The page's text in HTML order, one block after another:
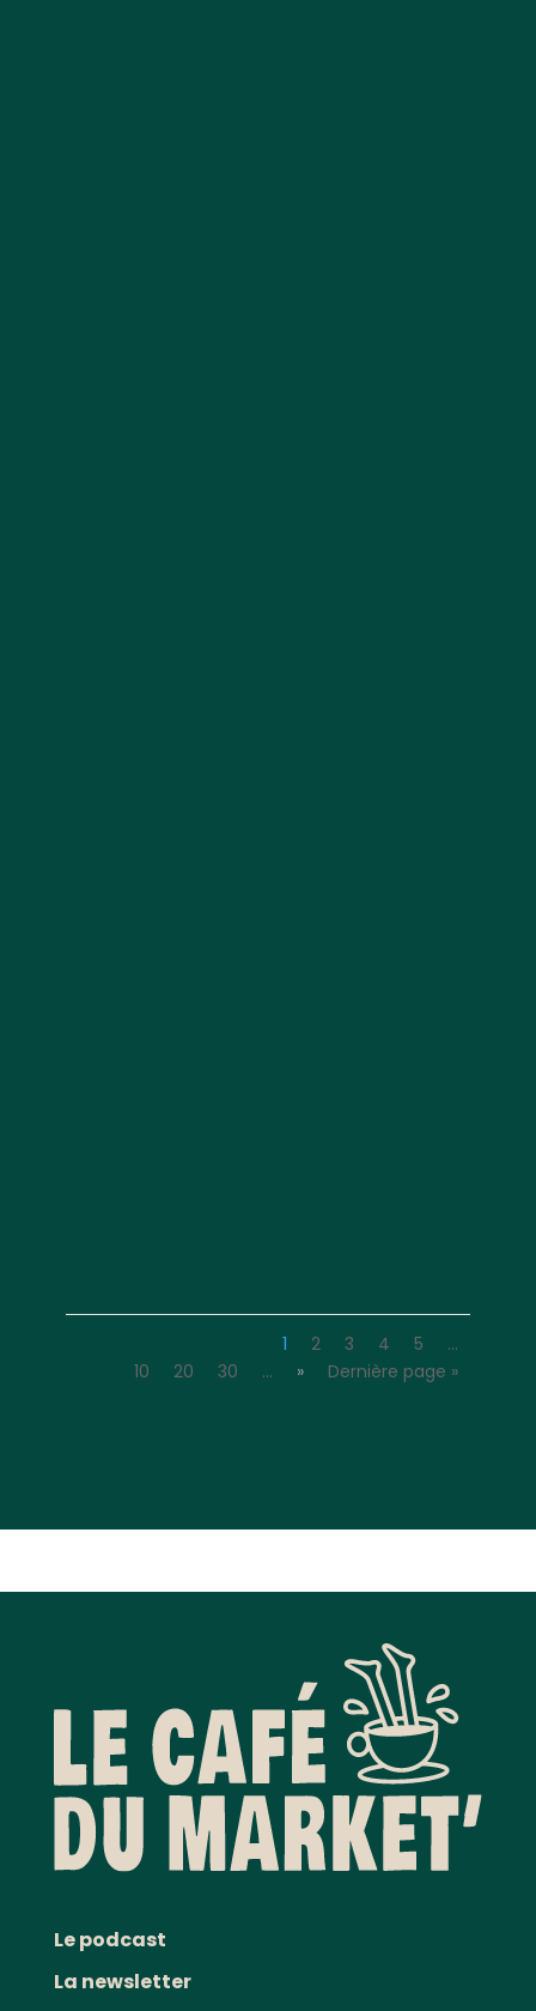
1 2 3 4 5
…
10
20 30 … » Dernière page »
Le podcast
La newsletter